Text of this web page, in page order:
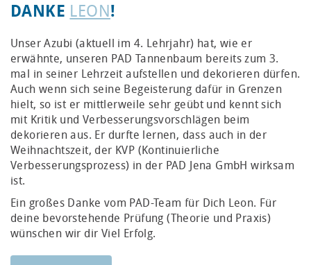
DANKE LEON!
Unser Azubi (aktuell im 4. Lehrjahr) hat, wie er
erwähnte, unseren PAD Tannenbaum bereits zum 3.
mal in seiner Lehrzeit aufstellen und dekorieren dürfen.
Auch wenn sich seine Begeisterung dafür in Grenzen
hielt, so ist er mittlerweile sehr geübt und kennt sich
mit Kritik und Verbesserungsvorschlägen beim
dekorieren aus. Er durfte lernen, dass auch in der
Weihnachtszeit, der KVP (Kontinuierliche
Verbesserungsprozess) in der PAD Jena GmbH wirksam
ist.
Ein großes Danke vom PAD-Team für Dich Leon. Für
deine bevorstehende Prüfung (Theorie und Praxis)
wünschen wir dir Viel Erfolg.